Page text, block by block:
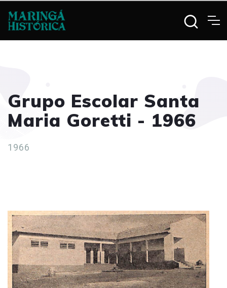
Grupo Escolar Santa
Maria Goretti - 1966
1966